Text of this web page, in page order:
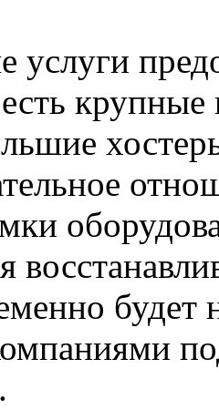
услуги
крупные
будет